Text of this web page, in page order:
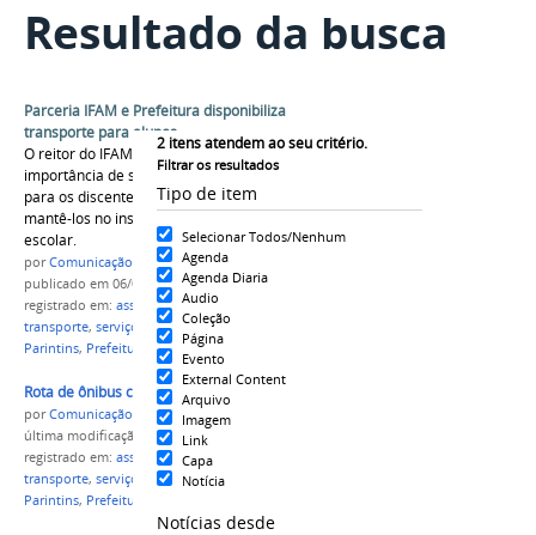
Resultado da busca
2 itens atendem ao seu critério.
Filtrar os resultados
Tipo de item
Selecionar Todos/Nenhum
Agenda
Agenda Diaria
Audio
Coleção
Página
Evento
External Content
Arquivo
Imagem
Link
Capa
Notícia
Notícias desde
Parceria IFAM e Prefeitura disponibiliza
transporte para alunos
O reitor do IFAM, Jaime Cavalcante, afirmou a
importância de se disponibilizar de transporte
para os discentes como um ponto positivo para
mantê-los no instituto e evitar o abandono
escolar.
porComunicação CPR
publicado em 06/05/2022
registrado em: assistente social,
transporte, serviço ônibus,rota,IFAM
Parintins, Prefeitura Municipal de Parintins
Rota de ônibus comp.jpg
porComunicação CPR
última modificação
em 06/05/2022 22h35
registrado em: assistente social
transporte, serviço ônibus,rota,
Parintins, Prefeitura Municipal de Parintins